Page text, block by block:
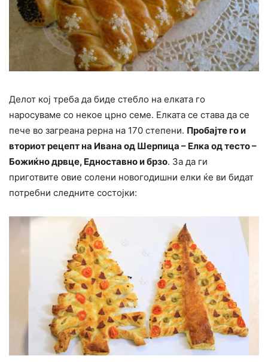
Делот кој треба да биде стебло на елката го
наросуваме со некое црно семе. Елката се става да се
пече во загреана рерна на 170 степени. Пробајте го и
вториот рецепт на Ивана од Шерпица – Елка од тесто –
Божиќно дрвце, Едноставно и брзо. За да ги
приготвите овие солени новогодишни елки ќе ви бидат
потребни следните состојки: